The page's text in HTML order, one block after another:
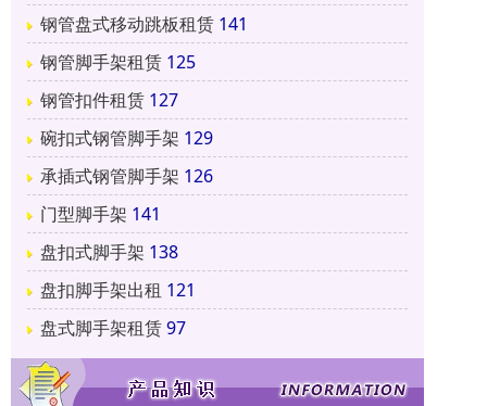
钢管盘式移动跳板租赁 141
钢管脚手架租赁 125
钢管扣件租赁 127
碗扣式钢管脚手架 129
承插式钢管脚手架 126
门型脚手架 141
盘扣式脚手架 138
盘扣脚手架出租 121
盘式脚手架租赁97